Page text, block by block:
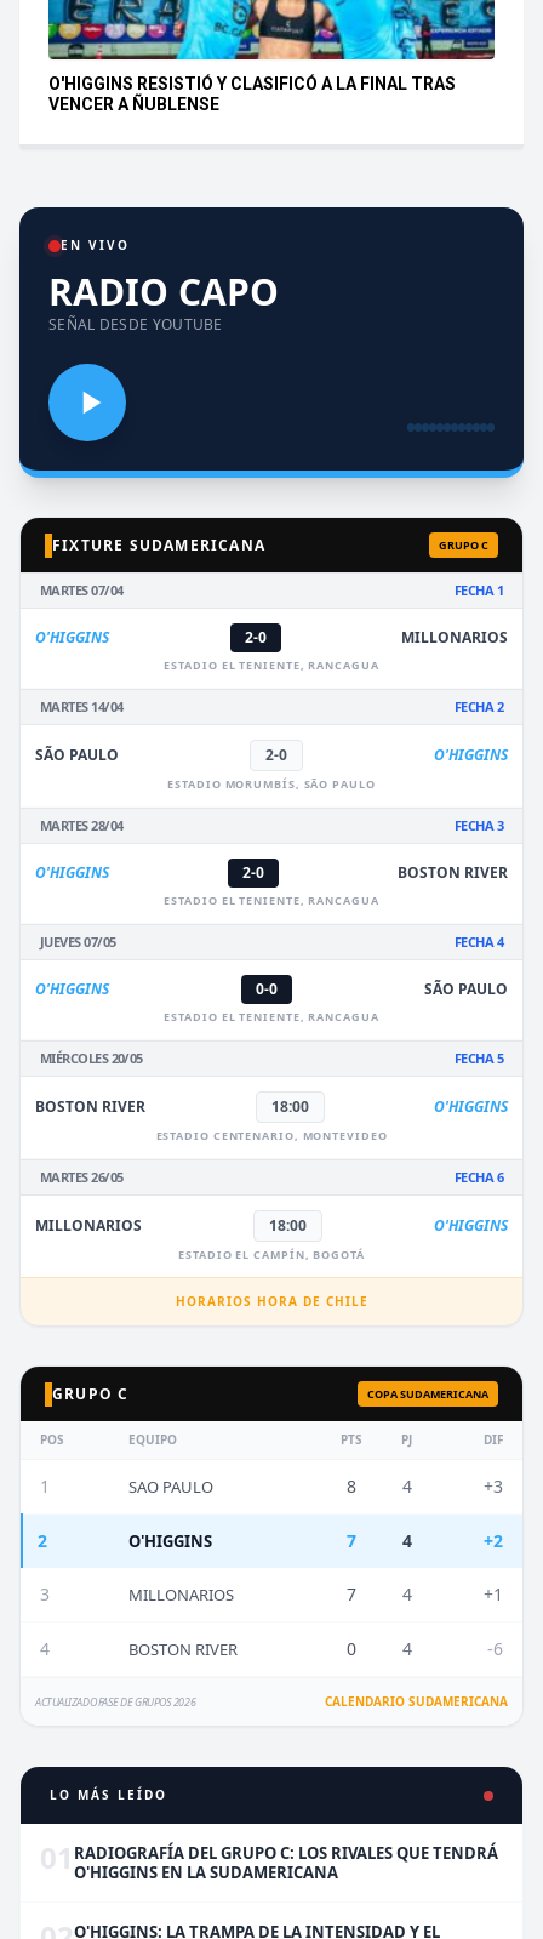
O'HIGGINS RESISTIÓ Y CLASIFICÓ A LA FINAL TRAS
VENCER A ÑUBLENSE
EN VIVO
RADIO CAPO
SEÑAL DESDE YOUTUBE
FIXTURE SUDAMERICANA GRUPO C
MARTES 07/04 FECHA 1
O'HIGGINS 2-0 MILLONARIOS
ESTADIO EL TENIENTE, RANCAGUA
MARTES 14/04 FECHA 2
SÃO PAULO 2-0 O'HIGGINS
ESTADIO MORUMBÍS, SÃO PAULO
MARTES 28/04 FECHA 3
O'HIGGINS 2-0 BOSTON RIVER
ESTADIO EL TENIENTE, RANCAGUA
JUEVES 07/05 FECHA 4
O'HIGGINS 0-0 SÃO PAULO
ESTADIO EL TENIENTE, RANCAGUA
MIÉRCOLES 20/05 FECHA 5
BOSTON RIVER 18:00 O'HIGGINS
ESTADIO CENTENARIO, MONTEVIDEO
MARTES 26/05 FECHA 6
MILLONARIOS 18:00 O'HIGGINS
ESTADIO EL CAMPÍN, BOGOTÁ
HORARIOS HORA DE CHILE
GRUPO C COPA SUDAMERICANA
POS EQUIPO PTS PJ DIF
1 SAO PAULO 8 4 +3
2 O'HIGGINS 7 4 +2
3 MILLONARIOS 7 4 +1
4 BOSTON RIVER 0 4 -6
ACTUALIZADO FASE DE GRUPOS 2026 CALENDARIO SUDAMERICANA
LO MÁS LEÍDO
01 RADIOGRAFÍA DEL GRUPO C: LOS RIVALES QUE TENDRÁ
O'HIGGINS EN LA SUDAMERICANA
O'HIGGINS: LA TRAMPA DE LA INTENSIDAD Y EL